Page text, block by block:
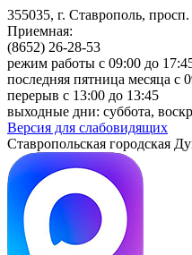
355035, г. Ставрополь,
Приемная:
(8652) 26-28-53
режим работы с 09:00 до
последняя пятница месяца с
перерыв с 13:00 до 13:45
выходные дни: суббота,
Версия для слабовидящих
Ставропольская городская